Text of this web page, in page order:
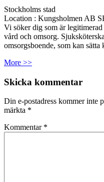
Stockholms stad
Location : Kungsholmen AB
Vi söker dig som är
vård och omsorg.
omsorgsboende, som kan
More >>
Skicka kommentar
Din e-postadress kommer inte
märkta *
Kommentar *